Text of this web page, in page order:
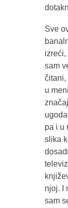
Sve
sam
čitani,
u
pa i u
slika
njoj. I
sam